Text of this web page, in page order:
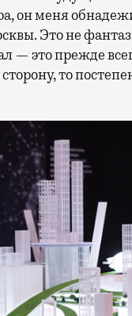
он меня
Это не
— это прежде
то